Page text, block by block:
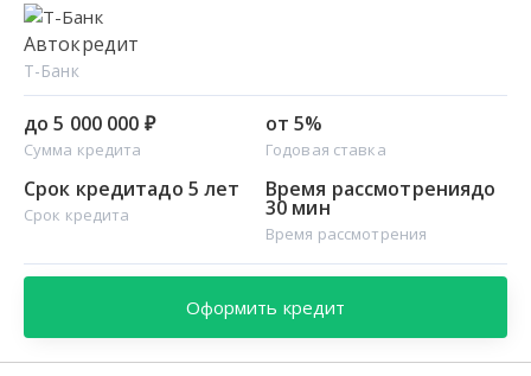
Автокредит
Т-Банк
до 5 000 000 ₽
Сумма кредита
от 5%
Годовая ставка
Срок кредитадо 5 лет
Срок кредита
Время рассмотрениядо
30 мин
Время рассмотрения
Оформить кредит